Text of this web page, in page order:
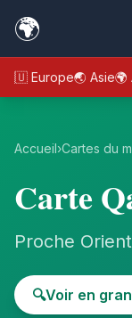
🌍
🇪🇺 Europe🌏 Asie🌍
Accueil›Cartes du
Carte
Proche
🔍Voir en